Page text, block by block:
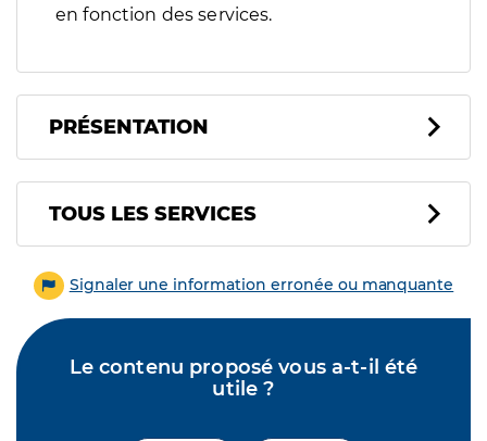
en fonction des services.
PRÉSENTATION
Tous les services
TOUS LES SERVICES
Signaler une information erronée ou manquante
Le contenu proposé vous a-t-il été
utile ?